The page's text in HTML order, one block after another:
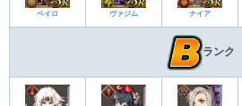
ベイロ ヴァジム ナイア
ランク